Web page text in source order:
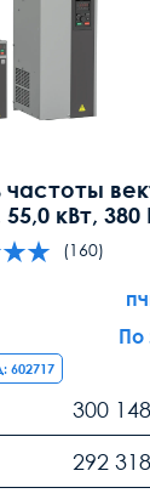
частоты
кВт, 380
(160)
По
602717
300
292